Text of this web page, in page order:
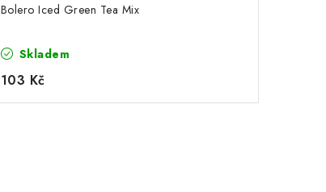
Bolero Iced Green Tea Mix
Skladem
103 Kč